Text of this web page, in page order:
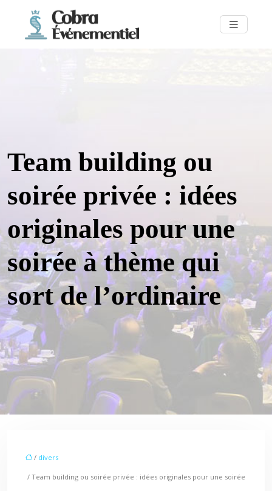
Team building ou
soirée privée : idées
originales pour une
soirée à thème qui
sort de l’ordinaire
/ divers
/ Team building ou soirée privée : idées originales pour une soirée